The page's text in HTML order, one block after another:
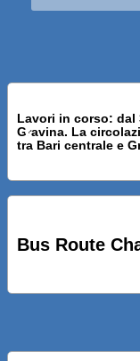
Lavori in corso: dal
Gravina. La
tra Bari centrale e
PRESENTATI A
IL TUO BUS ED IL
Previous news
Bus Route